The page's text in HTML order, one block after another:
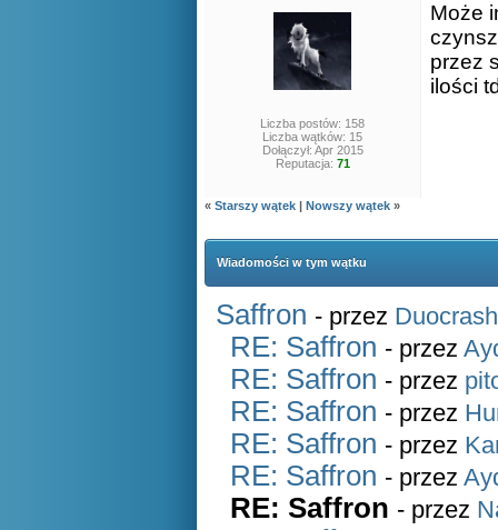
Liczba postów: 158
Liczba wątków: 15
Dołączył: Apr 2015
Reputacja: 71
Może
przez
ilości
« Starszy wątek | Nowszy wątek »
Wiadomości w tym wątku
Saffron - przez Duocrash
RE: Saffron - przez
RE: Saffron - przez
RE: Saffron - przez
RE: Saffron - przez
RE: Saffron - przez
RE: Saffron - przez